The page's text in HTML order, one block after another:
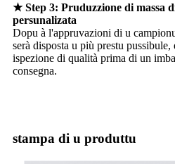
★ Step 3: Pruduzzione di massa
persunalizata
Dopu à l'appruvazioni di u
serà disposta u più prestu pussibule,
ispezione di qualità prima di un
consegna.
stampa di u produttu